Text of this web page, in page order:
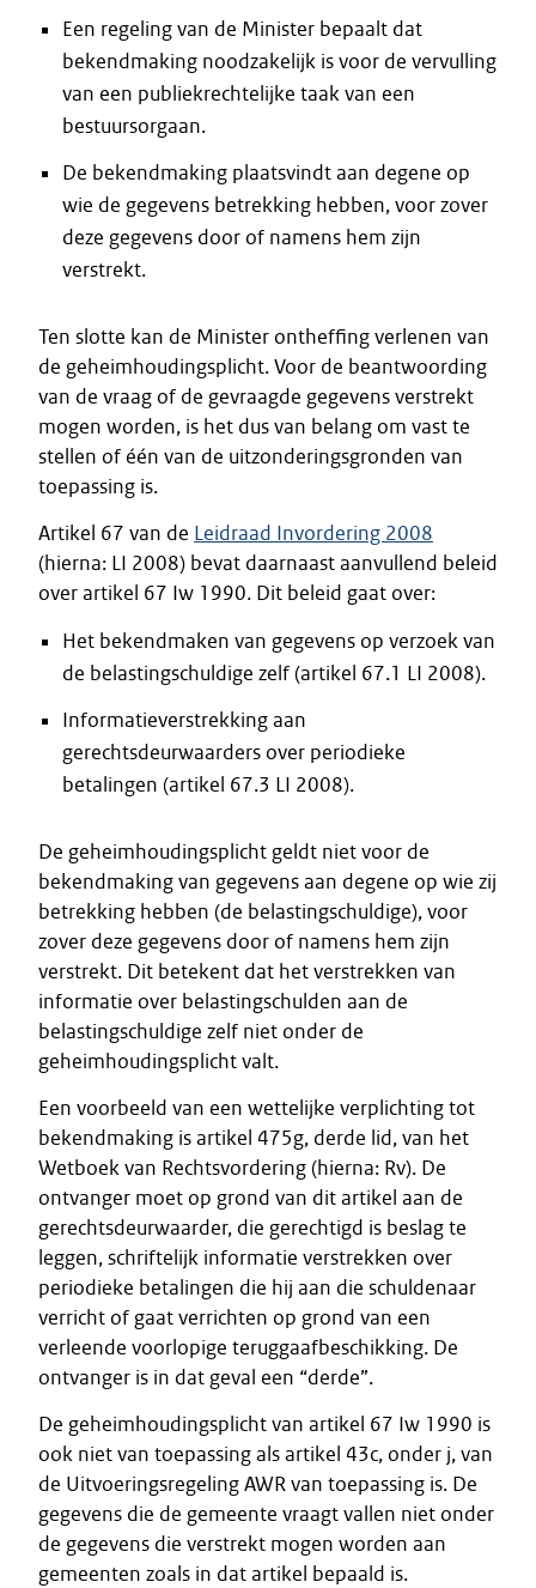
Een regeling van de Minister bepaalt dat
bekendmaking noodzakelijk is voor de vervulling
van een publiekrechtelijke taak van een
bestuursorgaan.
De bekendmaking plaatsvindt aan degene op
wie de gegevens betrekking hebben, voor zover
deze gegevens door of namens hem zijn
verstrekt.
Ten slotte kan de Minister ontheffing verlenen van
de geheimhoudingsplicht. Voor de beantwoording
van de vraag of de gevraagde gegevens verstrekt
mogen worden, is het dus van belang om vast te
stellen of één van de uitzonderingsgronden van
toepassing is.
Artikel 67 van de Leidraad Invordering 2008
(hierna: LI 2008) bevat daarnaast aanvullend beleid
over artikel 67 Iw 1990. Dit beleid gaat over:
Het bekendmaken van gegevens op verzoek van
de belastingschuldige zelf (artikel 67.1 LI 2008).
Informatieverstrekking aan
gerechtsdeurwaarders over periodieke
betalingen (artikel 67.3 LI 2008).
De geheimhoudingsplicht geldt niet voor de
bekendmaking van gegevens aan degene op wie zij
betrekking hebben (de belastingschuldige), voor
zover deze gegevens door of namens hem zijn
verstrekt. Dit betekent dat het verstrekken van
informatie over belastingschulden aan de
belastingschuldige zelf niet onder de
geheimhoudingsplicht valt.
Een voorbeeld van een wettelijke verplichting tot
bekendmaking is artikel 475g, derde lid, van het
Wetboek van Rechtsvordering (hierna: Rv). De
ontvanger moet op grond van dit artikel aan de
gerechtsdeurwaarder, die gerechtigd is beslag te
leggen, schriftelijk informatie verstrekken over
periodieke betalingen die hij aan die schuldenaar
verricht of gaat verrichten op grond van een
verleende voorlopige teruggaafbeschikking. De
ontvanger is in dat geval een “derde”.
De geheimhoudingsplicht van artikel 67 Iw 1990 is
ook niet van toepassing als artikel 43c, onder j, van
de Uitvoeringsregeling AWR van toepassing is. De
gegevens die de gemeente vraagt vallen niet onder
de gegevens die verstrekt mogen worden aan
gemeenten zoals in dat artikel bepaald is.